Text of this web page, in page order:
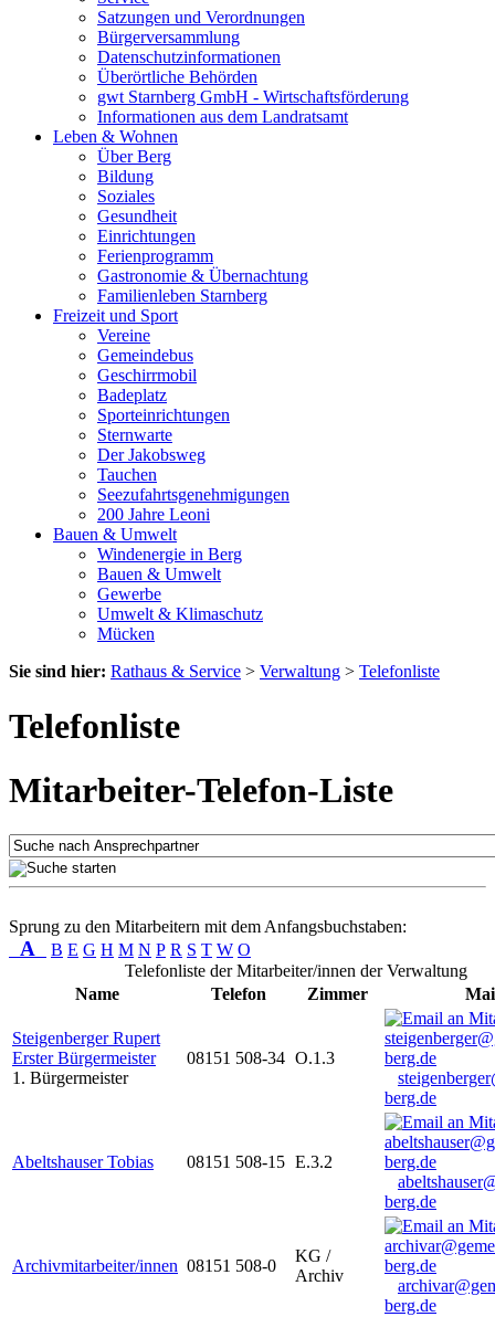
Satzungen und Verordnungen
Bürgerversammlung
Datenschutzinformationen
Überörtliche Behörden
gwt Starnberg GmbH - Wirtschaftsförderung
Informationen aus dem Landratsamt
Leben & Wohnen
Über Berg
Bildung
Soziales
Gesundheit
Einrichtungen
Ferienprogramm
Gastronomie & Übernachtung
Familienleben Starnberg
Freizeit und Sport
Vereine
Gemeindebus
Geschirrmobil
Badeplatz
Sporteinrichtungen
Sternwarte
Der Jakobsweg
Tauchen
Seezufahrtsgenehmigungen
200 Jahre Leoni
Bauen & Umwelt
Windenergie in Berg
Bauen & Umwelt
Gewerbe
Umwelt & Klimaschutz
Mücken
Sie sind hier: Rathaus & Service > Verwaltung > Telefonliste
Telefonliste
Mitarbeiter-Telefon-Liste
Sprung zu den Mitarbeitern mit dem Anfangsbuchstaben:
A B E G H M N P R S T W O
Telefonliste der Mitarbeiter/innen der Verwaltung
Name
Telefon Zimmer
Steigenberger Rupert
Erster Bürgermeister
1. Bürgermeister
08151 508-34 O.1.3
berg.de
Abeltshauser Tobias 08151 508-15 E.3.2
berg.de
Archivmitarbeiter/innen 08151 508-0
KG /
Archiv
berg.de